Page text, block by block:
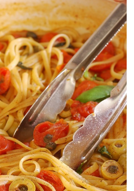
CON CHERRYS &
indispensable!!!